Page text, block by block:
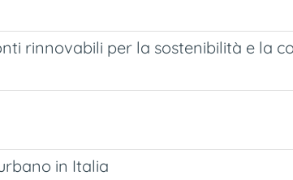
rinnovabili per la sostenibilità e la
in Italia